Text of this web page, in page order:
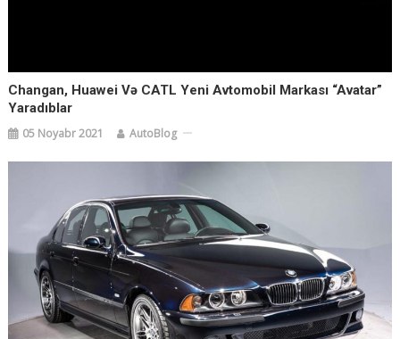
Changan, Huawei Və CATL Yeni Avtomobil Markası “Avatar”
Yaradıblar
05 Noyabr 2021 AutoBlog